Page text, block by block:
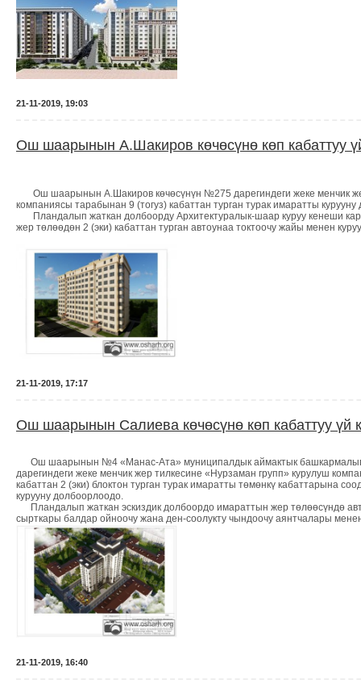
21-11-2019, 19:03
Ош шаарынын А.Шакиров көчөсүнө көп кабаттуу
Ош шаарынын А.Шакиров көчөсүнүн №275 дарегиндеги жеке менчик
компаниясы тарабынан 9 (тогуз) кабаттан турган турак имаратты
Пландалып жаткан долбоорду Архитектуралык-шаар куруу кенеши
жер төлөөдөн 2 (эки) кабаттан турган автоунаа токтоочу жайы менен
21-11-2019, 17:17
Ош шаарынын Салиева көчөсүнө көп кабаттуу үй
Ош шаарынын №4 «Манас-Ата» муниципалдык аймактык
дарегиндеги жеке менчик жер тилкесине «Нурзаман групп» курулуш
кабаттан 2 (эки) блоктон турган турак имаратты төмөнкү кабаттарына
курууну долбоорлоодо.
Пландалып жаткан эскиздик долбоордо имараттын жер төлөөсүндө
сырткары балдар ойноочу жана ден-соолукту чындоочу аянтчалары
21-11-2019, 16:40